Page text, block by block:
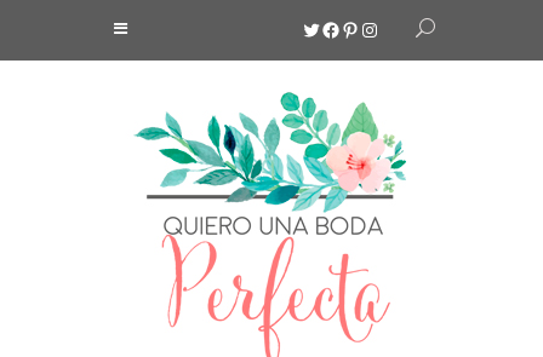
Twitter
Facebook
Pinterest
Instagram